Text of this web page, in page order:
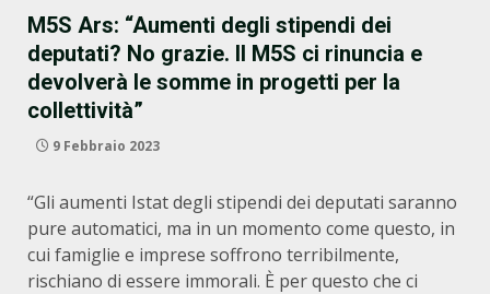
M5S Ars: “Aumenti degli stipendi dei
deputati? No grazie. Il M5S ci rinuncia e
devolverà le somme in progetti per la
collettività”
9 Febbraio 2023
“Gli aumenti Istat degli stipendi dei deputati saranno
pure automatici, ma in un momento come questo, in
cui famiglie e imprese soffrono terribilmente,
rischiano di essere immorali. È per questo che ci